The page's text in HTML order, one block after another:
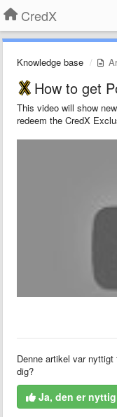
CredX
Knowledge base
How to get
This video will show
redeem the CredX
Denne artikel var nyttigt
dig?
Ja, den er nyttig